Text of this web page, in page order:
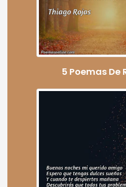
5 Poemas De